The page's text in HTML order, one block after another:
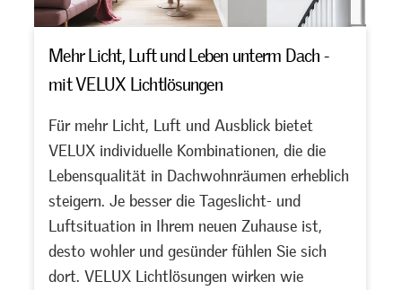
Mehr Licht, Luft und Leben unterm Dach -
mit VELUX Lichtlösungen
Für mehr Licht, Luft und Ausblick bietet
VELUX individuelle Kombinationen, die die
Lebensqualität in Dachwohnräumen erheblich
steigern. Je besser die Tageslicht- und
Luftsituation in Ihrem neuen Zuhause ist,
desto wohler und gesünder fühlen Sie sich
dort. VELUX Lichtlösungen wirken wie